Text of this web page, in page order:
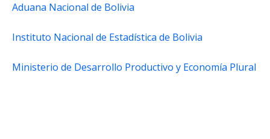
Aduana Nacional de Bolivia
Instituto Nacional de Estadística de Bolivia
Ministerio de Desarrollo Productivo y Economía Plural